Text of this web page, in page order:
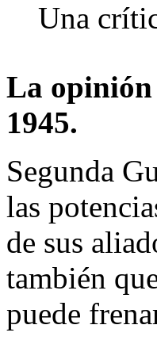
Una
La opinión
1945.
Segunda
las
de sus
también
puede